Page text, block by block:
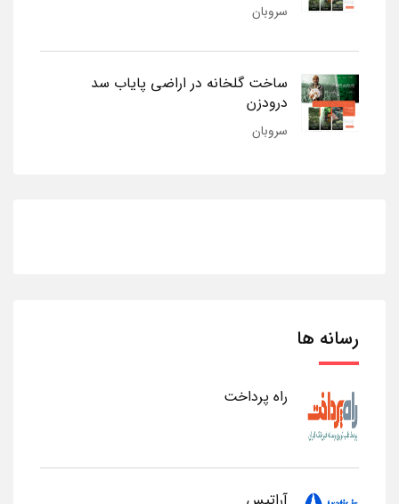
سروبان
ساخت گلخانه در اراضی پایاب سد
درودزن
سروبان
رسانه ها
راه پرداخت